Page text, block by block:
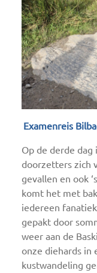
Examenreis
Op de derde dag
doorzetters zich
gevallen en ook
komt het met
iedereen
gepakt door
weer aan de
onze diehards in
kustwandeling